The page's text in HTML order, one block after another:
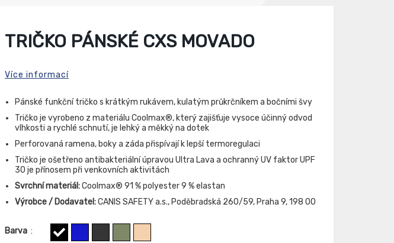
TRIČKO PÁNSKÉ CXS MOVADO
Více informací
Pánské funkční tričko s krátkým rukávem, kulatým průkrčníkem a bočními švy
Tričko je vyrobeno z materiálu Coolmax®, který zajišťuje vysoce účinný odvod
vlhkosti a rychlé schnutí, je lehký a měkký na dotek
Perforovaná ramena, boky a záda přispívají k lepší termoregulaci
Tričko je ošetřeno antibakteriální úpravou Ultra Lava a ochranný UV faktor UPF
30 je přínosem při venkovních aktivitách
Svrchní materiál:Coolmax® 91 % polyester 9 % elastan
Výrobce / Dodavatel:CANIS SAFETY a.s., Poděbradská 260/59, Praha 9, 198 00
Barva :